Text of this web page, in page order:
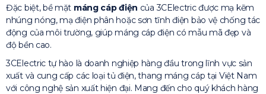
Đặc biệt, bề mặt máng cáp điện của 3CElectric được mạ kẽm
nhúng nóng, mạ điện phân hoặc sơn tĩnh điện bảo vệ chống tác
động của môi trường, giúp máng cáp điện có mẫu mã đẹp và
độ bền cao.
3CElectric tự hào là doanh nghiệp hàng đầu trong lĩnh vực sản
xuất và cung cấp các loại tủ điện, thang máng cáp tại Việt Nam
với công nghệ sản xuất hiện đại. Mang đến cho quý khách hàng